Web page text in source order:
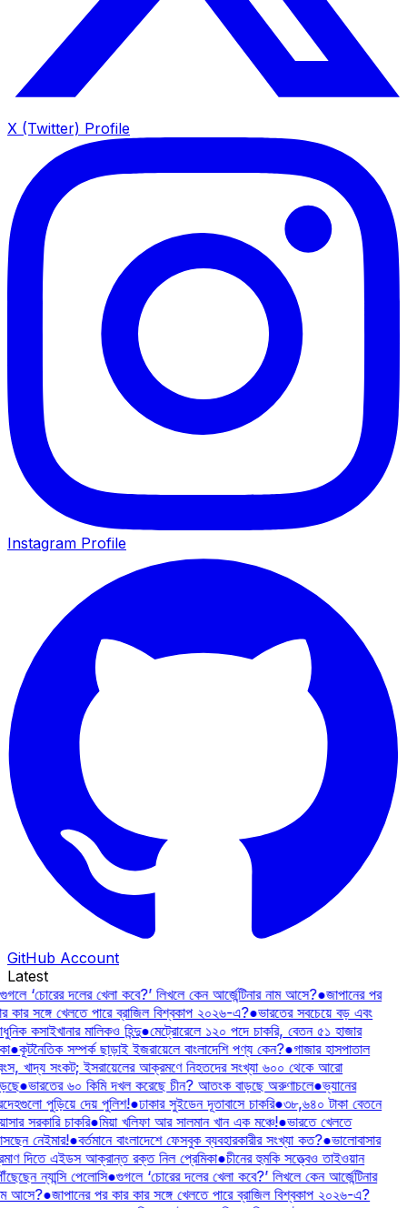
X (Twitter) Profile
Instagram Profile
GitHub Account
Latest
‘চোরের দলের খেলা কবে?’ লিখলে কেন আর্জেন্টিনার নাম আসে?●জাপানের পর
কার সঙ্গে খেলতে পারে ব্রাজিল বিশ্বকাপ ২০২৬-এ?●ভারতের সবচেয়ে বড় এবং
কসাইখানার মালিকও হিন্দু●মেট্রোরেলে ১২০ পদে চাকরি, বেতন ৫১ হাজার
●কূটনৈতিক সম্পর্ক ছাড়াই ইজরায়েলে বাংলাদেশি পণ্য কেন?●গাজার হাসপাতাল
খাদ্য সংকট; ইসরায়েলের আক্রমণে নিহতদের সংখ্যা ৬০০ থেকে আরো
●ভারতের ৬০ কিমি দখল করেছে চীন? আতংক বাড়ছে অরুণাচলে●ভ্যানের
পুড়িয়ে দেয় পুলিশ!●ঢাকার সুইডেন দূতাবাসে চাকরি●৩৮,৬৪০ টাকা বেতনে
সরকারি চাকরি●মিয়া খলিফা আর সালমান খান এক মঞ্চে!●ভারতে খেলতে
নেইমার!●বর্তমানে বাংলাদেশে ফেসবুক ব্যবহারকারীর সংখ্যা কত?●ভালোবাসার
দিতে এইডস আক্রান্ত রক্ত নিল প্রেমিকা●চীনের হুমকি সত্ত্বেও তাইওয়ান
ন্যান্সি পেলোসি●গুগলে ‘চোরের দলের খেলা কবে?’ লিখলে কেন আর্জেন্টিনার
আসে?●জাপানের পর কার কার সঙ্গে খেলতে পারে ব্রাজিল বিশ্বকাপ ২০২৬-এ?